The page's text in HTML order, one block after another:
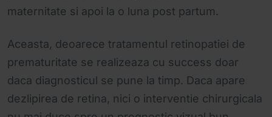
maternitate si apoi la o luna post partum.
Aceasta, deoarece tratamentul retinopatiei de
prematuritate se realizeaza cu success doar
daca diagnosticul se pune la timp. Daca apare
dezlipirea de retina, nici o interventie chirurgicala